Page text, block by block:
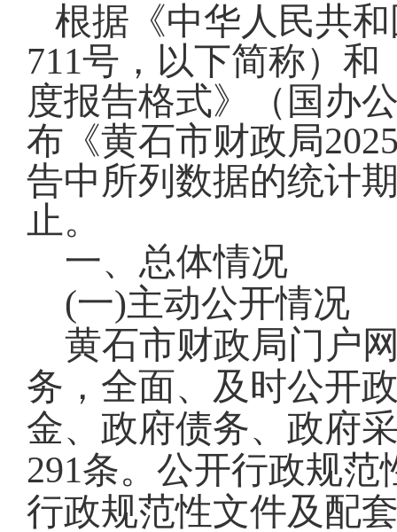
根据《中华人民共
711号，以下简称）
度报告格式》（国办
布《黄石市财政局
告中所列数据的统计
止。
一、总体情况
(一)主动公开情况
黄石市财政局门户
务，全面、及时公开
金、政府债务、政府
291条。公开行政规
行政规范性文件及配